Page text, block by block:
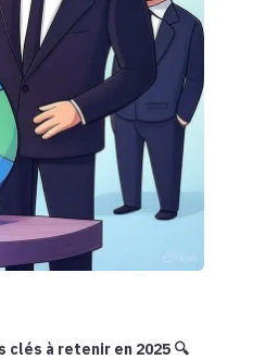
clés à retenir en 2025 🔍